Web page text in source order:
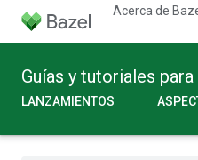
Acerca de
Guías y tutoriales
LANZAMIENTOS